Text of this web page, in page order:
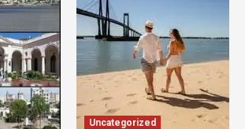
Uncategorized